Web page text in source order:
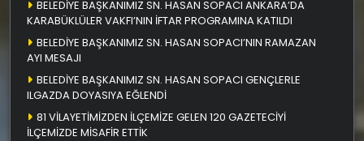
BELEDİYE BAŞKANIMIZ SN. HASAN SOPACI ANKARA’DA
KARABÜKLÜLER VAKFI’NIN İFTAR PROGRAMINA KATILDI
BELEDİYE BAŞKANIMIZ SN. HASAN SOPACI’NIN RAMAZAN
AYI MESAJI
BELEDİYE BAŞKANIMIZ SN. HASAN SOPACI GENÇLERLE
ILGAZDA DOYASIYA EĞLENDİ
81 VİLAYETİMİZDEN İLÇEMİZE GELEN 120 GAZETECİYİ
İLÇEMİZDE MİSAFİR ETTİK